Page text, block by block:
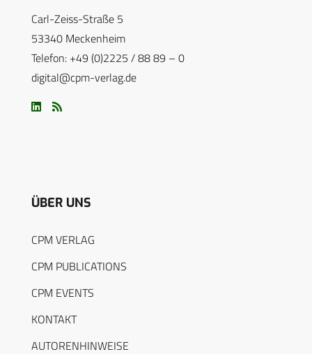
Carl-Zeiss-Straße 5
53340 Meckenheim
Telefon: +49 (0)2225 / 88 89 – 0
digital@cpm-verlag.de
ÜBER UNS
CPM VERLAG
CPM PUBLICATIONS
CPM EVENTS
KONTAKT
AUTORENHINWEISE